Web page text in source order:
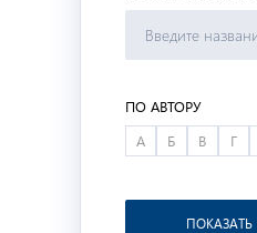
ПО АВТОРУ
А
Б В Г
ПОКАЗАТЬ